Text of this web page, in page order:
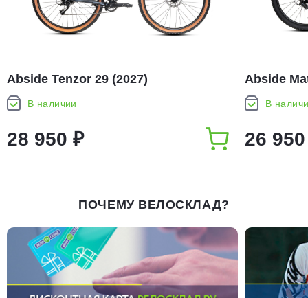
Abside Tenzor 29 (2027)
В наличии
28 950 ₽
Abside
В
26
ПОЧЕМУ ВЕЛОСКЛАД?